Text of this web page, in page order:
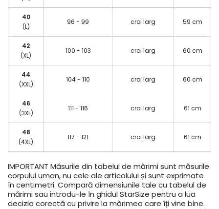
40
(L)
96 - 99 croi larg 59 cm
42
(XL)
100 - 103 croi larg 60 cm
44
(XXL)
104 - 110 croi larg 60 cm
46
(3XL)
111 - 116 croi larg 61 cm
48
(4XL)
117 - 121 croi larg 61 cm
IMPORTANT Măsurile din tabelul de mărimi sunt măsurile
corpului uman, nu cele ale articolului și sunt exprimate
în centimetri. Compară dimensiunile tale cu tabelul de
mărimi sau introdu-le în ghidul StarSize pentru a lua
decizia corectă cu privire la mărimea care îți vine bine.